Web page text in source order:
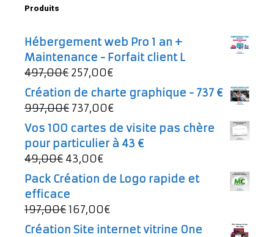
Produits
Hébergement web Pro 1 an +
Maintenance - Forfait client L
497,00€ Le
prix
initial
était :
497,00€.
257,00€Le
prix
actuel
257,00€.
Création de charte graphique - 737 €
997,00€ Le
prix
initial
était :
997,00€.
737,00€Le
prix
actuel
Vos 100 cartes de visite pas chère
pour particulier à 43 €
49,00€ Le
prix
initial
était :
49,00€.
43,00€Le
prix
actuel
est :
Pack Création de Logo rapide et
efficace
197,00€Le
prix
167,00€Le
prix
Création Site internet vitrine One